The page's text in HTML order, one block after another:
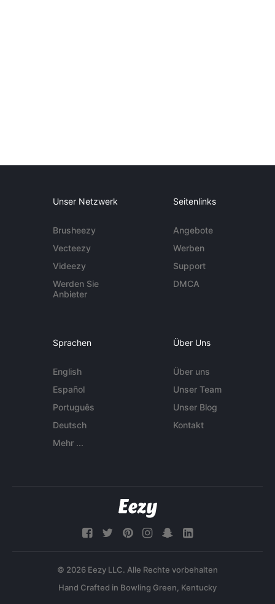
Unser Netzwerk
Brusheezy
Vecteezy
Videezy
Werden Sie
Anbieter
Seitenlinks
Angebote
Werben
Support
DMCA
Sprachen
English
Español
Português
Deutsch
Mehr ...
Über Uns
Über uns
Unser Team
Unser Blog
Kontakt
© 2026 Eezy LLC. Alle Rechte vorbehalten